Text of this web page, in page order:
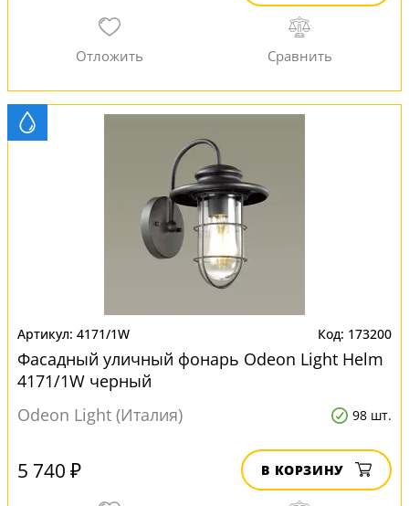
4171/1W 173200
Фасадный уличный фонарь Odeon Light Helm
4171/1W черный
Odeon Light (Италия)
98 шт.
5 740 ₽ В КОРЗИНУ